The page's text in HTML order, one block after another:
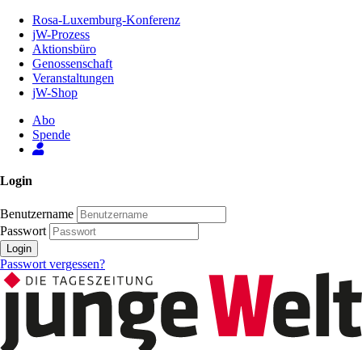
Inhalt
Seite
Rosa-Luxemburg-Konferenz
jW-Prozess
Aktionsbüro
Genossenschaft
Veranstaltungen
jW-Shop
Abo
Spende
Login
Benutzername
Passwort
Login
Passwort vergessen?